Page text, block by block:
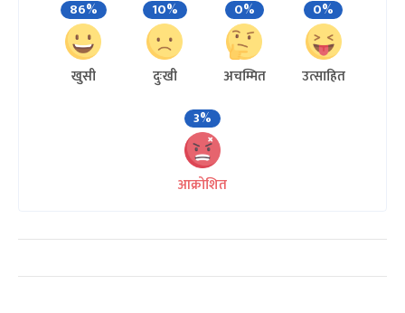
86%
खुसी
10%
दुःखी
0%
अचम्मित
0%
उत्साहित
3%
आक्रोशित